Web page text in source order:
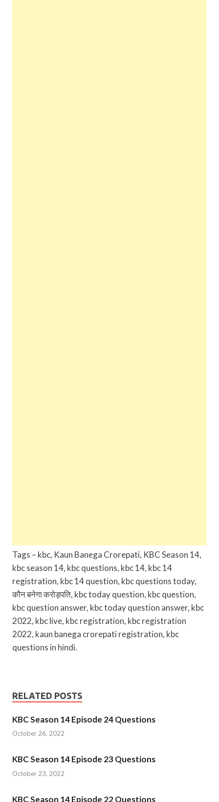
Tags – kbc, Kaun Banega Crorepati, KBC Season 14,
kbc season 14, kbc questions, kbc 14, kbc 14
registration, kbc 14 question, kbc questions today,
कौन बनेगा करोड़पति, kbc today question, kbc question,
kbc question answer, kbc today question answer, kbc
2022, kbc live, kbc registration, kbc registration
2022, kaun banega crorepati registration, kbc
questions in hindi.
RELATED POSTS
KBC Season 14 Episode 24 Questions
October 26, 2022
KBC Season 14 Episode 23 Questions
October 23, 2022
KBC Season 14 Episode 22 Questions